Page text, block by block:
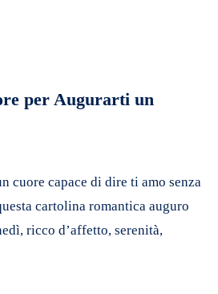
per Augurarti un
cuore capace di dire ti amo senza
cartolina romantica auguro
ricco d’affetto, serenità,